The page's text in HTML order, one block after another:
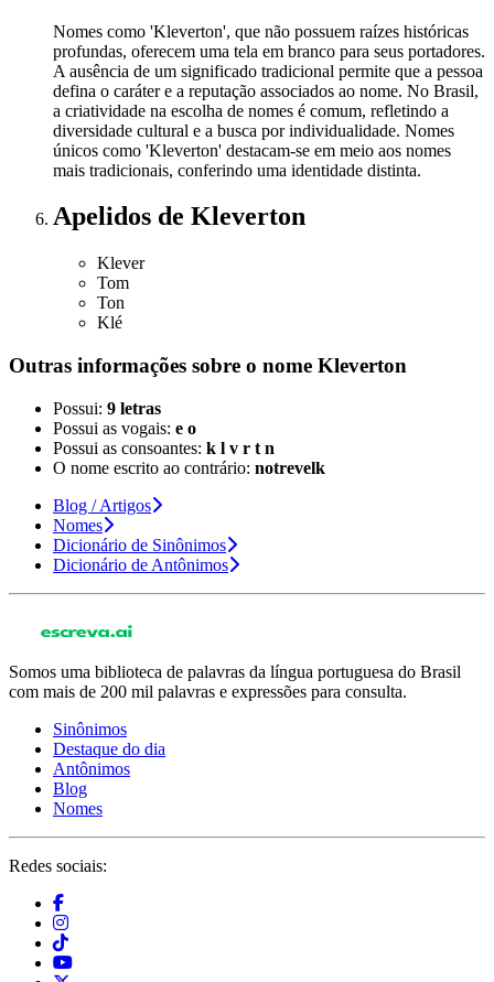
Nomes como 'Kleverton', que não possuem raízes históricas
profundas, oferecem uma tela em branco para seus portadores.
A ausência de um significado tradicional permite que a pessoa
defina o caráter e a reputação associados ao nome. No Brasil,
a criatividade na escolha de nomes é comum, refletindo a
diversidade cultural e a busca por individualidade. Nomes
únicos como 'Kleverton' destacam-se em meio aos nomes
mais tradicionais, conferindo uma identidade distinta.
Apelidos de Kleverton
Klever
Tom
Ton
Klé
Outras informações sobre o nome Kleverton
Possui: 9 letras
Possui as vogais: e o
Possui as consoantes: k l v r t n
O nome escrito ao contrário: notrevelk
Blog / Artigos
Nomes
Dicionário de Sinônimos
Dicionário de Antônimos
Somos uma biblioteca de palavras da língua portuguesa do Brasil
com mais de 200 mil palavras e expressões para consulta.
Sinônimos
Destaque do dia
Antônimos
Blog
Nomes
Redes sociais: